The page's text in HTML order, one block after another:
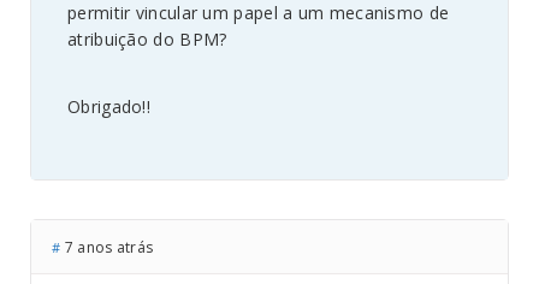
permitir vincular um papel a um mecanismo de
atribuição do BPM?
Obrigado!!
# 7 anos atrás